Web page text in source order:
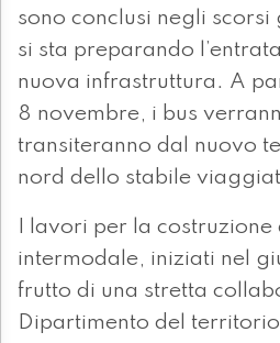
sono conclusi negli
si sta preparando
nuova infrastruttura. A
8 novembre, i bus
transiteranno dal nuovo
nord dello stabile
I lavori per la costruzione
intermodale, iniziati nel
frutto di una stretta
Dipartimento del